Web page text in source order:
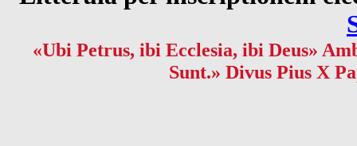
«Ubi Petrus, ibi Ecclesia, ibi Deus»
Sunt.» Divus Pius X